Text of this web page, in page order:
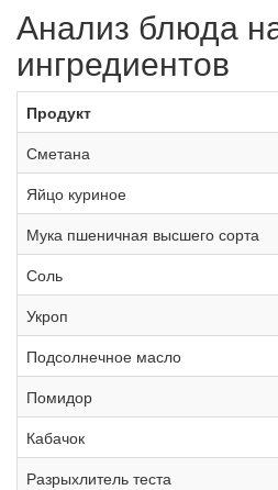
Анализ блюда
ингредиентов
Продукт
Сметана
Яйцо куриное
Мука пшеничная высшего сорта
Соль
Укроп
Подсолнечное масло
Помидор
Кабачок
Разрыхлитель теста